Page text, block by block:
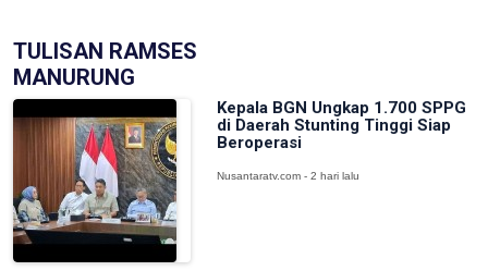
TULISAN RAMSES
MANURUNG
Kepala BGN Ungkap 1.700 SPPG
di Daerah Stunting Tinggi Siap
Beroperasi
Nusantaratv.com - 2 hari lalu